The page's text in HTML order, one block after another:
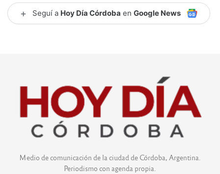
+ Seguí a Hoy Día Córdoba en Google News
Medio de comunicación de la ciudad de Córdoba, Argentina.
Periodismo con agenda propia.